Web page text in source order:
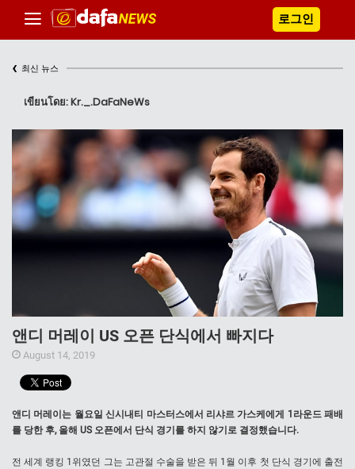
로그인
‹ 최신 뉴스
เขียนโดย: Kr._.DaFaNeWs
앤디 머레이 US 오픈 단식에서 빠지다
August 14, 2019
앤디 머레이는 월요일 신시내티 마스터스에서 리샤르 가스케에게 1라운드 패배
를 당한 후, 올해 US 오픈에서 단식 경기를 하지 않기로 결정했습니다.
전 세계 랭킹 1위였던 그는 고관절 수술을 받은 뒤 1월 이후 첫 단식 경기에 출전